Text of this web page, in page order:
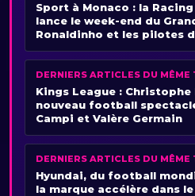
Sport à Monaco : la
lance le week-end du
Ronaldinho et les pilotes
DERNIERS ARTICLES DU MÊME
Kings League :
nouveau football
Campi et Valère Germain
DERNIERS ARTICLES DU MÊME
Hyundai, du football
la marque accélère dans